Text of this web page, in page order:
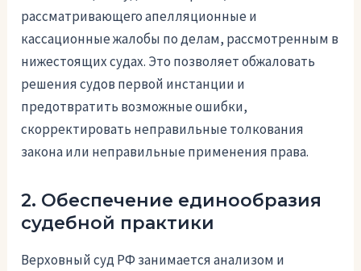
рассматривающего апелляционные и
кассационные жалобы по делам, рассмотренным в
нижестоящих судах. Это позволяет обжаловать
решения судов первой инстанции и
предотвратить возможные ошибки,
скорректировать неправильные толкования
закона или неправильные применения права.
2. Обеспечение единообразия
судебной практики
Верховный суд РФ занимается анализом и